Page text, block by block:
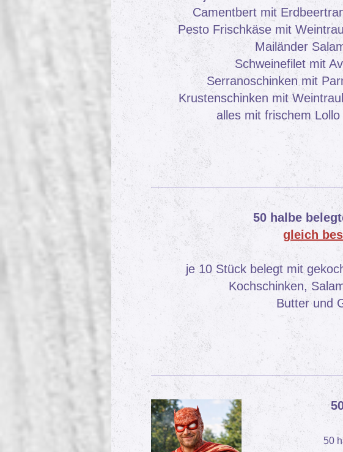
Camentbert mit
Pesto Frischkäse mit
Mailänder
Schweinefilet mit
Serranoschinken mit
Krustenschinken mit
alles mit frischem
50 halbe
gleich
je 10 Stück belegt mit
Kochschinken,
Butter und
50